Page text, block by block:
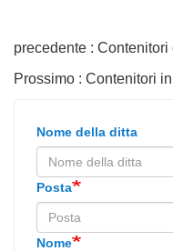
precedente :
Nome della ditta
Posta
Nome